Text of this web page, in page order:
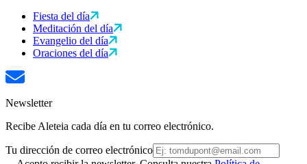
Fiesta del día
Meditación del día
Evangelio del día
Oraciones del día
Newsletter
Recibe Aleteia cada día en tu correo electrónico.
Tu dirección de correo electrónico